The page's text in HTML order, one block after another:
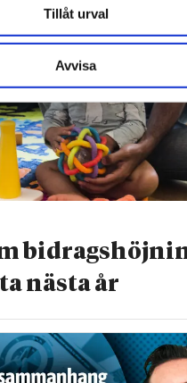
Tillåt urval
Avvisa
nästa år